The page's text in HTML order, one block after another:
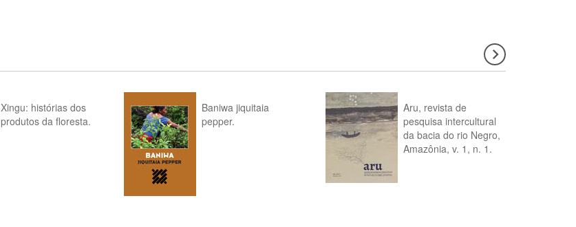
Xingu: histórias dos
produtos da floresta.
Baniwa jiquitaia
pepper.
Aru, revista de
pesquisa intercultural
da bacia do rio Negro,
Amazônia, v. 1, n. 1.